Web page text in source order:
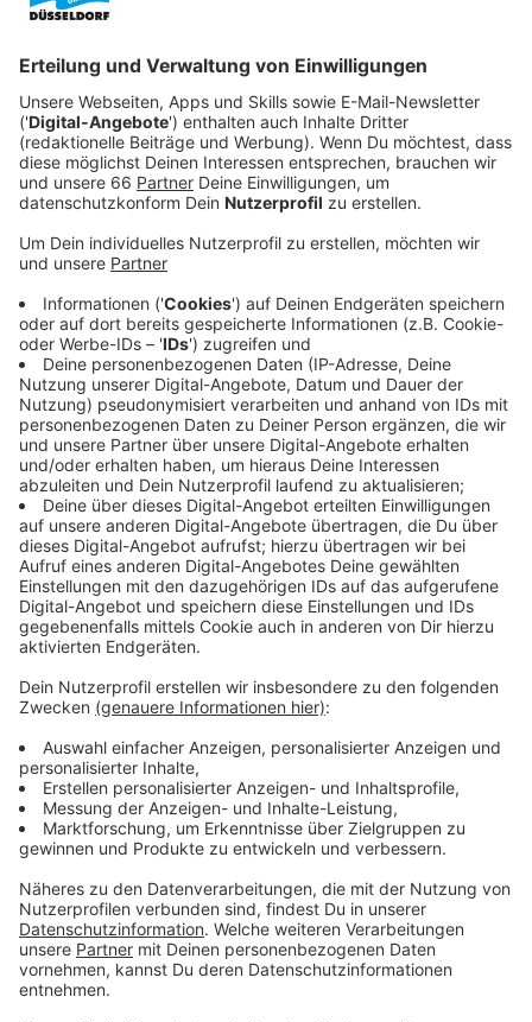
In dieser Woche gibt es deshalb wieder einen
Blitzermarathon.
Anzeige
Polizei hält sich bedeckt
Die Düsseldorfer Polizei sagt, dass es in dieser Woche
verstärkt zu Kontrollen kommen kann. Wo und wann
sie blitzt, kündigt sie vorher nicht an.
Anzeige
Warn-Apps sind verboten
Anzeige
erwischt wird, muss 75 Euro Strafe zahlen und
Anzeige
Anzeige
Der Blitzermarathon läuft in dieser Woche übrigens